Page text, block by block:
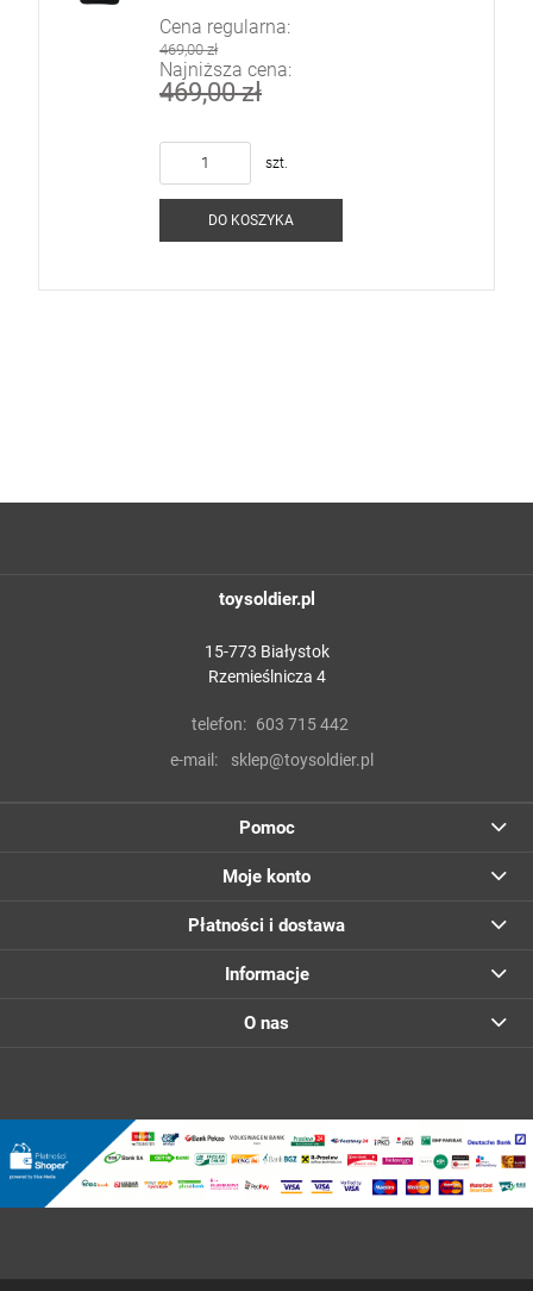
Cena regularna:
469,00 zł
Najniższa cena:
469,00 zł
szt.
DO KOSZYKA
toysoldier.pl
15-773 Białystok
Rzemieślnicza 4
telefon: 603 715 442
e-mail:
sklep@toysoldier.pl
Pomoc
Moje konto
Płatności i dostawa
Informacje
O nas